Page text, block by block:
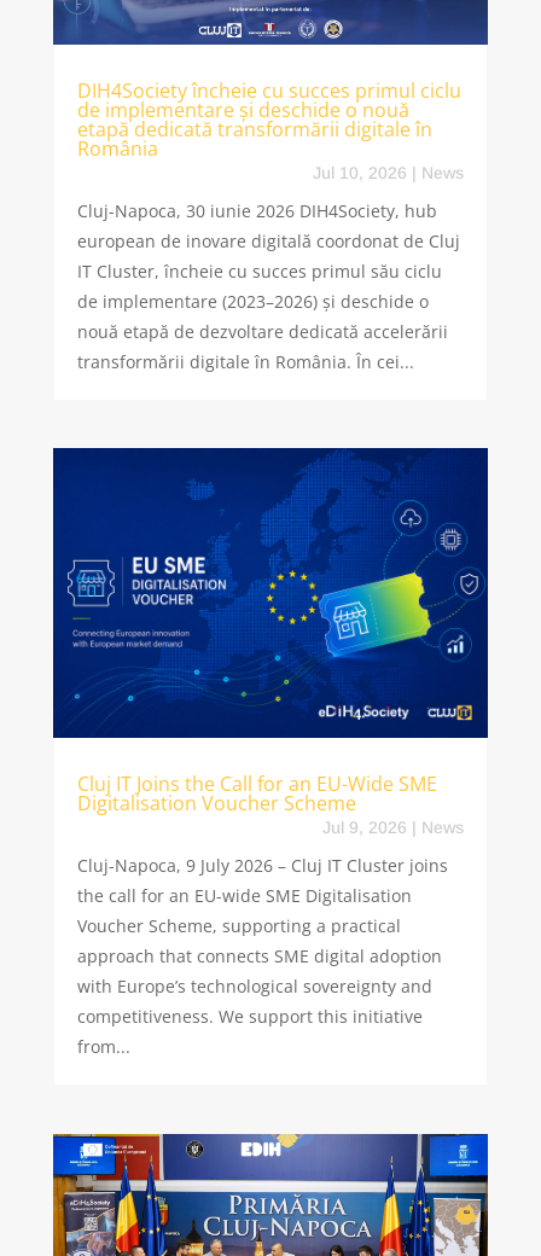
DIH4Society încheie cu succes primul ciclu
de implementare și deschide o nouă
etapă dedicată transformării digitale în
România
Jul 10, 2026 | News
Cluj-Napoca, 30 iunie 2026 DIH4Society, hub
european de inovare digitală coordonat de Cluj
IT Cluster, încheie cu succes primul său ciclu
de implementare (2023–2026) și deschide o
nouă etapă de dezvoltare dedicată accelerării
transformării digitale în România. În cei...
Cluj IT Joins the Call for an EU-Wide SME
Digitalisation Voucher Scheme
Jul 9, 2026 | News
Cluj-Napoca, 9 July 2026 – Cluj IT Cluster joins
the call for an EU-wide SME Digitalisation
Voucher Scheme, supporting a practical
approach that connects SME digital adoption
with Europe’s technological sovereignty and
competitiveness. We support this initiative
from...